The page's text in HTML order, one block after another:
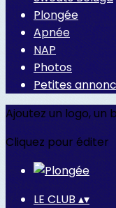
Plongée
Apnée
NAP
Photos
Petites
Ajoutez un logo, un
Cliquez pour éditer
LE CLUB▴▾